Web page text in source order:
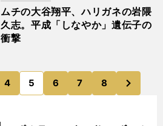
ムチの大谷翔平、ハリガネの岩隈
久志。平成「しなやか」遺伝子の
衝撃
4 5 6 7 8
のページへ